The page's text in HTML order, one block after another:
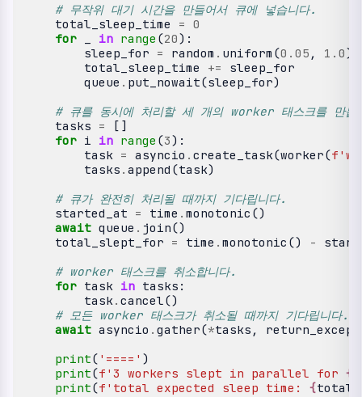
# 무작위 대기 시간을 만들어서 큐에 넣습니다.
total_sleep_time
= 0
for
in range (20):
sleep_for = random . uniform (0.05 , 1.0)
total_sleep_time
+=
sleep_for
queue . put_nowait(sleep_for)
# 큐를 동시에 처리할 세 개의 worker 태스크를 만듭
tasks =
[]
for i in range (3):
task = asyncio . create_task(worker(f
tasks . append (task)
# 큐가 완전히 처리될 때까지 기다립니다.
started_at = time . monotonic ()
await queue . join()
total_slept_for = time . monotonic () -
# worker 태스크를 취소합니다.
for task in tasks :
task . cancel()
# 모든 worker 태스크가 취소될 때까지 기다립니다.
await asyncio . gather(*tasks ,
print( '====' )
print(f '3 workers slept in parallel for {
print(f 'total expected sleep time: {